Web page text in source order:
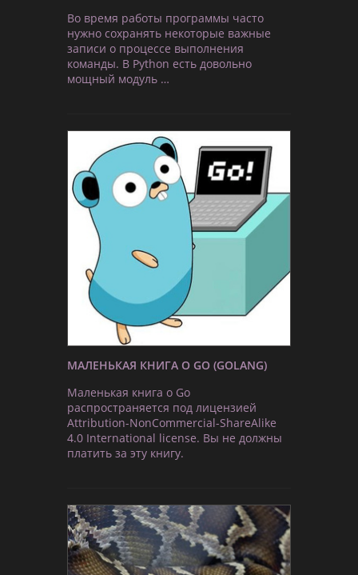
Во время работы программы часто
нужно сохранять некоторые важные
записи о процессе выполнения
команды. В Python есть довольно
мощный модуль …
МАЛЕНЬКАЯ КНИГА О GO (GOLANG)
Маленькая книга о Go
распространяется под лицензией
Attribution-NonCommercial-ShareAlike
4.0 International license. Вы не должны
платить за эту книгу.